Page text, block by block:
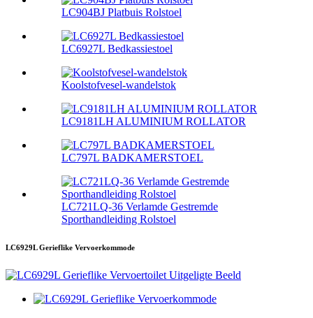
LC904BJ Platbuis Rolstoel
LC6927L Bedkassiestoel
Koolstofvesel-wandelstok
LC9181LH ALUMINIUM ROLLATOR
LC797L BADKAMERSTOEL
LC721LQ-36 Verlamde Gestremde
Sporthandleiding Rolstoel
LC6929L Gerieflike Vervoerkommode